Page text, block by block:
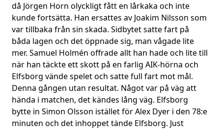
då Jörgen Horn olyckligt fått en lårkaka och inte
kunde fortsätta. Han ersattes av Joakim Nilsson som
var tillbaka från sin skada. Sidbytet satte fart på
båda lagen och det öppnade sig, man vågade lite
mer. Samuel Holmén offrade allt han hade och lite till
när han täckte ett skott på en farlig AIK-hörna och
Elfsborg vände spelet och satte full fart mot mål.
Denna gången utan resultat. Något var på väg att
hända i matchen, det kändes lång väg. Elfsborg
bytte in Simon Olsson istället för Alex Dyer i den 78:e
minuten och det inhoppet tände Elfsborg. Just